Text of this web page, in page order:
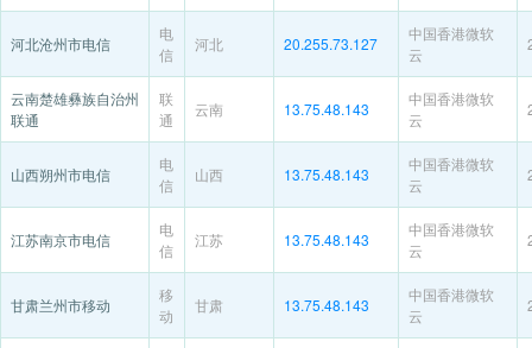
河北沧州市电信
电
信
河北 20.255.73.127
中国香港微软
云
云南楚雄彝族自治州
联通
联
通
云南 13.75.48.143
中国香港微软
云
山西朔州市电信
电
信
山西 13.75.48.143
中国香港微软
云
江苏南京市电信
电
信
江苏 13.75.48.143
中国香港微软
云
甘肃兰州市移动
移
动
甘肃 13.75.48.143
中国香港微软
云